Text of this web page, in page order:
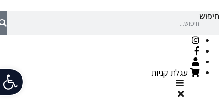
חיפוש
עגלת קניות